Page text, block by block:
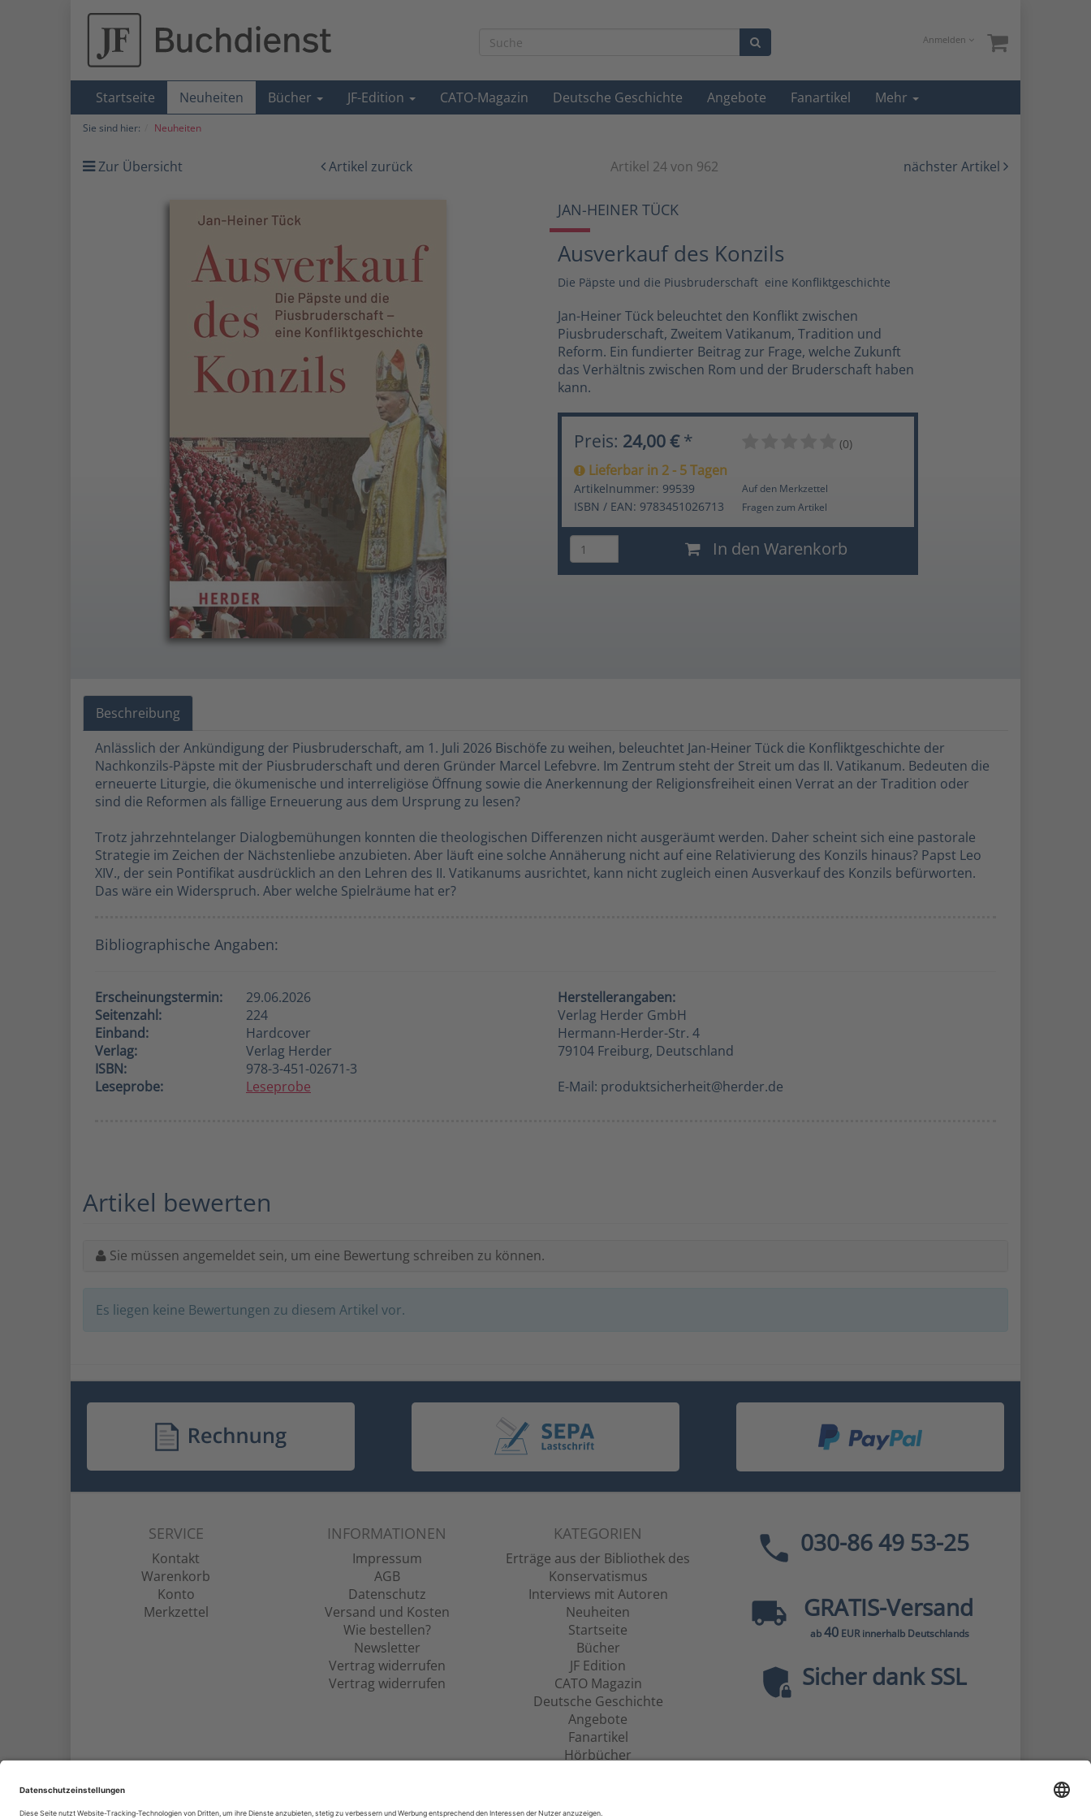
Anmelden
Startseite Neuheiten Bücher JF-Edition CATO-Magazin Deutsche Geschichte Angebote Fanartikel Mehr
Sie sind hier: Neuheiten
Zur Übersicht Artikel zurück Artikel 24 von 962 nächster Artikel
JAN-HEINER TÜCK
Ausverkauf des Konzils
Die Päpste und die Piusbruderschaft  eine Konfliktgeschichte
Jan-Heiner Tück beleuchtet den Konflikt zwischen
Piusbruderschaft, Zweitem Vatikanum, Tradition und
Reform. Ein fundierter Beitrag zur Frage, welche Zukunft
das Verhältnis zwischen Rom und der Bruderschaft haben
kann.
Preis: 24,00 € *
Lieferbar in 2 - 5 Tagen
Artikelnummer: 99539
ISBN / EAN: 9783451026713
(0)
Auf den Merkzettel
Fragen zum Artikel
In den Warenkorb
Beschreibung
Anlässlich der Ankündigung der Piusbruderschaft, am 1. Juli 2026 Bischöfe zu weihen, beleuchtet Jan-Heiner Tück die Konfliktgeschichte der
Nachkonzils-Päpste mit der Piusbruderschaft und deren Gründer Marcel Lefebvre. Im Zentrum steht der Streit um das II. Vatikanum. Bedeuten die
erneuerte Liturgie, die ökumenische und interreligiöse Öffnung sowie die Anerkennung der Religionsfreiheit einen Verrat an der Tradition oder
sind die Reformen als fällige Erneuerung aus dem Ursprung zu lesen?
Trotz jahrzehntelanger Dialogbemühungen konnten die theologischen Differenzen nicht ausgeräumt werden. Daher scheint sich eine pastorale
Strategie im Zeichen der Nächstenliebe anzubieten. Aber läuft eine solche Annäherung nicht auf eine Relativierung des Konzils hinaus? Papst Leo
XIV., der sein Pontifikat ausdrücklich an den Lehren des II. Vatikanums ausrichtet, kann nicht zugleich einen Ausverkauf des Konzils befürworten.
Das wäre ein Widerspruch. Aber welche Spielräume hat er?
Bibliographische Angaben:
Erscheinungstermin:
29.06.2026
Seitenzahl:
224
Einband:
Hardcover
Verlag:
Verlag Herder
ISBN:
978-3-451-02671-3
Leseprobe:
Leseprobe
Herstellerangaben:
Verlag Herder GmbH
Hermann-Herder-Str. 4
79104 Freiburg, Deutschland
E-Mail: produktsicherheit@herder.de
Artikel bewerten
Sie müssen angemeldet sein, um eine Bewertung schreiben zu können.
Es liegen keine Bewertungen zu diesem Artikel vor.
SERVICE
Kontakt
Warenkorb
Konto
Merkzettel
INFORMATIONEN
Impressum
AGB
Datenschutz
Versand und Kosten
Wie bestellen?
Newsletter
Vertrag widerrufen
Vertrag widerrufen
KATEGORIEN
Erträge aus der Bibliothek des
Konservatismus
Interviews mit Autoren
Neuheiten
Startseite
Bücher
JF Edition
CATO Magazin
Deutsche Geschichte
Angebote
Fanartikel
Hörbücher
030-86 49 53-25
GRATIS-Versand
ab40EUR innerhalb Deutschlands
Sicher dank SSL